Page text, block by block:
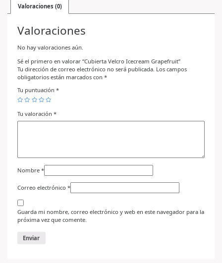
Valoraciones (0)
Valoraciones
No hay valoraciones aún.
Sé el primero en valorar “Cubierta Velcro Icecream Grapefruit”
Tu dirección de correo electrónico no será publicada. Los campos
obligatorios están marcados con *
Tu puntuación *
Tu valoración *
Nombre *
Correo electrónico *
Guarda mi nombre, correo electrónico y web en este navegador para la
próxima vez que comente.